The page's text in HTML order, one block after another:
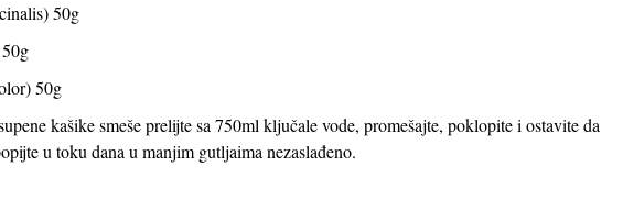
50g
50g
kašike smeše prelijte sa 750ml ključale vode, promešajte, poklopite i ostavite da
u toku dana u manjim gutljaima nezaslađeno.